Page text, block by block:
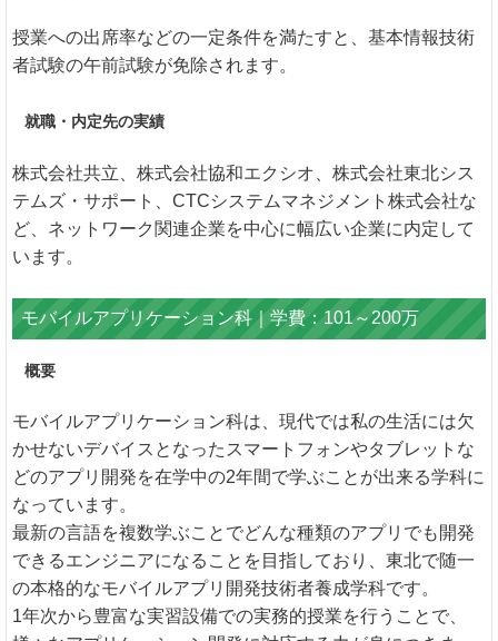
授業への出席率などの一定条件を満たすと、基本情報技術
者試験の午前試験が免除されます。
就職・内定先の実績
株式会社共立、株式会社協和エクシオ、株式会社東北シス
テムズ・サポート、CTCシステムマネジメント株式会社な
ど、ネットワーク関連企業を中心に幅広い企業に内定して
います。
モバイルアプリケーション科｜学費：101～200万
概要
モバイルアプリケーション科は、現代では私の生活には欠
かせないデバイスとなったスマートフォンやタブレットな
どのアプリ開発を在学中の2年間で学ぶことが出来る学科に
なっています。
最新の言語を複数学ぶことでどんな種類のアプリでも開発
できるエンジニアになることを目指しており、東北で随一
の本格的なモバイルアプリ開発技術者養成学科です。
1年次から豊富な実習設備での実務的授業を行うことで、